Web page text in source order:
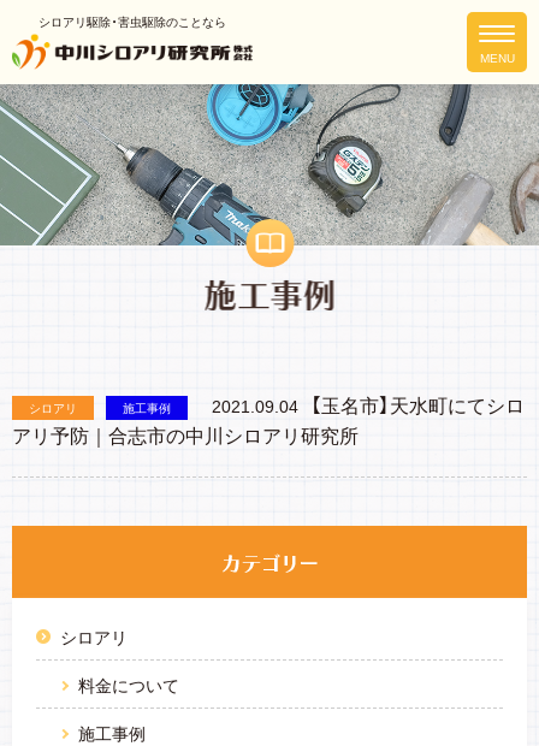
シロアリ駆除・害虫駆除のことなら
シロアリ
料金について
施工事例
シロアリ 施工事例 2021.09.04
【玉名市】天水町にてシロ
アリ予防｜合志市の中川シロアリ研究所